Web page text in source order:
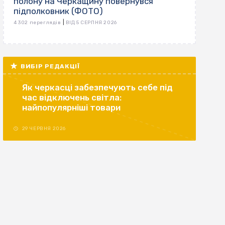
підполковник (ФОТО)
4 302 переглядів ВІД 5 СЕРПНЯ 2026
ВИБІР РЕДАКЦІЇ
Як черкасці забезпечують себе під
час відключень світла:
найпопулярніші товари
29 ЧЕРВНЯ 2026